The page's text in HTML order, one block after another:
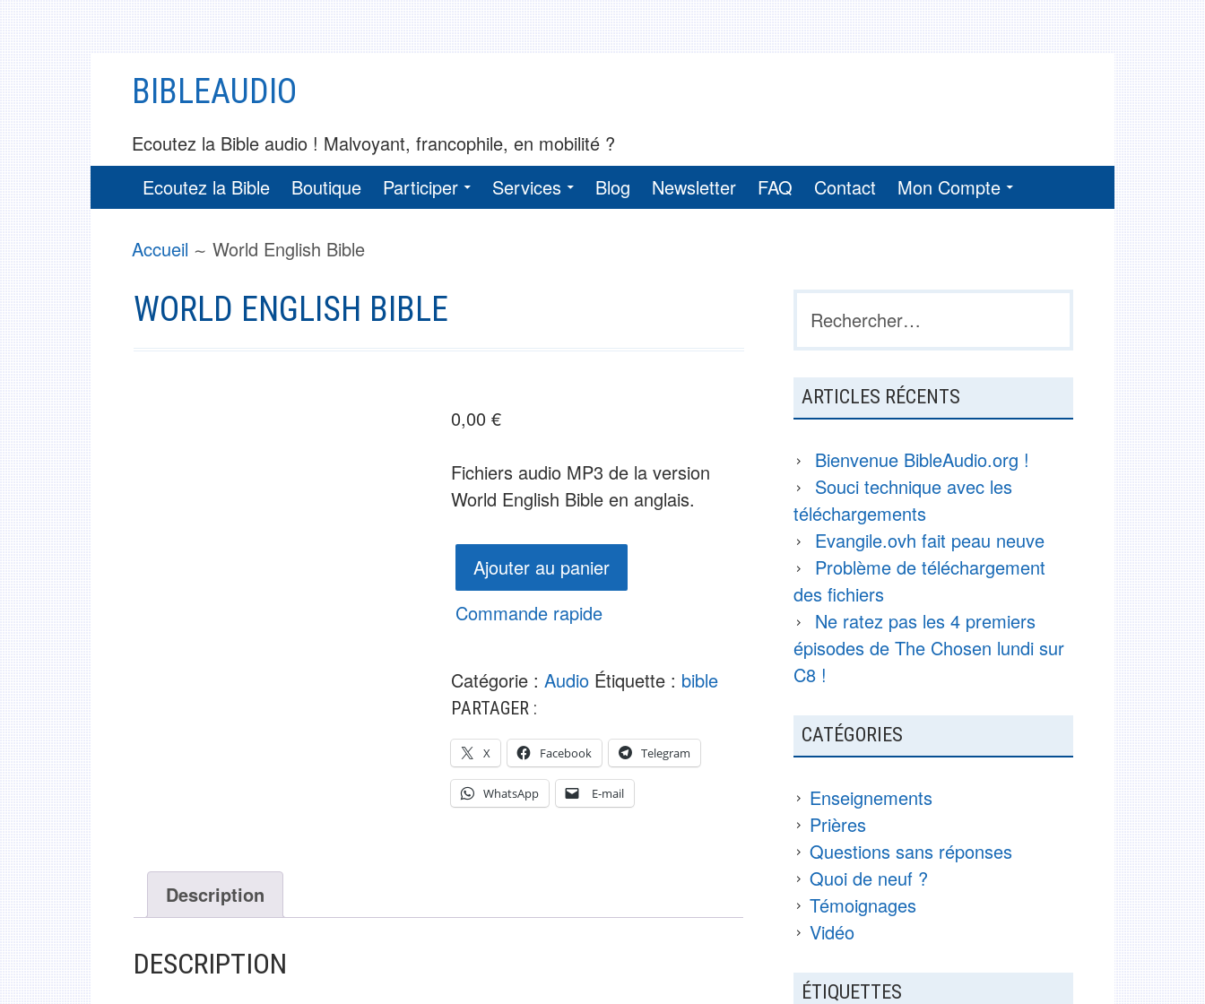
BIBLEAUDIO
Ecoutez la Bible audio ! Malvoyant, francophile, en mobilité ?
MENU
PRINCIPAL
Ecoutez la Bible Boutique Participer Services Blog Newsletter FAQ Contact Mon Compte
D'ARIANE
Accueil World English Bible
WORLD ENGLISH BIBLE
0,00€
Fichiers audio MP3 de la version
World English Bible en anglais.
quantité
World
Ajouter au panier
Commande rapide
Catégorie :Audio Étiquette : bible
PARTAGER :
X Facebook Telegram
WhatsApp E-mail
Description
DESCRIPTION
BARRE
LATÉRALE
PRINCIPALE
Rechercher :
ARTICLES RÉCENTS
Bienvenue BibleAudio.org !
Souci technique avec les
téléchargements
Evangile.ovh fait peau neuve
Problème de téléchargement
des fichiers
Ne ratez pas les 4 premiers
épisodes de The Chosen lundi sur
C8 !
CATÉGORIES
Enseignements
Prières
Questions sans réponses
Quoi de neuf ?
Témoignages
Vidéo
ÉTIQUETTES